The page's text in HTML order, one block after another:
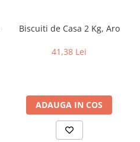
Biscuiti de Casa 2 Kg, Aro
41,38 Lei
ADAUGA IN COS